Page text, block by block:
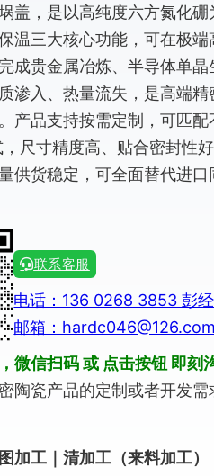
盖，是以高纯度六方氮化
温三大核心功能，可在极
成贵金属冶炼、半导体单
渗入、热量流失，是高端
产品支持按需定制，可匹
尺寸精度高、贴合密封性
供货稳定，可全面替代进口
联系客服
电话：136 0268 3853 彭
邮箱：hardc046@126.com
微信扫码 或 点击按钮 即刻
陶瓷产品的定制或者开发需
加工｜清加工（来料加工